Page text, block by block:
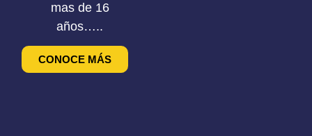
mas de 16
años…..
CONOCE MÁS